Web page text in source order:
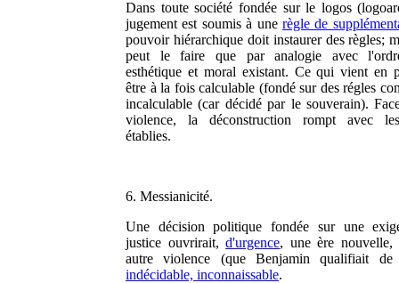
Dans toute société fondée sur le logos
jugement est soumis à une règle de
pouvoir hiérarchique doit instaurer des règles;
peut le faire que par analogie avec
esthétique et moral existant. Ce qui vient en
être à la fois calculable (fondé sur des régles
incalculable (car décidé par le souverain).
violence, la déconstruction rompt avec
établies.
6. Messianicité.
Une décision politique fondée sur une
justice ouvrirait,d'urgence, une ère nouvelle,
autre violence (que Benjamin qualifiait
indécidable, inconnaissable.